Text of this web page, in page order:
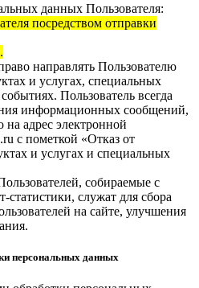
данных Пользователя:
посредством отправки
направлять Пользователю
и услугах, специальных
Пользователь всегда
информационных сообщений,
адрес электронной
с пометкой «Отказ от
и услугах и специальных
собираемые с
служат для сбора
на сайте, улучшения
персональных данных